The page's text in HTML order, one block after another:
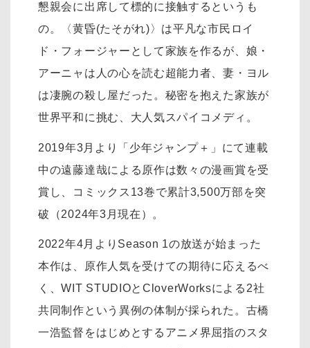
懇親会に出席して標的に接触するというも
の。〈黄昏(たそがれ)〉は平凡な市民ロイ
ド・フォージャーとして家族を作るが、娘・
アーニャは人の心を読む超能力者、妻・ヨル
は凄腕の殺し屋だった。秘密を抱えた家族が
世界平和に挑む、大人気スパイコメディ。
2019年3月より「少年ジャンプ＋」にて連載
中の遠藤達哉による原作は数々の漫画賞を受
賞し、コミックス13巻で累計3,500万部を突
破（2024年3月現在）。
2022年4月よりSeason 1の放送が始まった
本作は、原作人気を受けての期待に応えるべ
く、WIT STUDIOとCloverWorksによる2社
共同制作という異例の体制が採られた。古橋
一浩監督をはじめとするアニメ界屈指のスタ